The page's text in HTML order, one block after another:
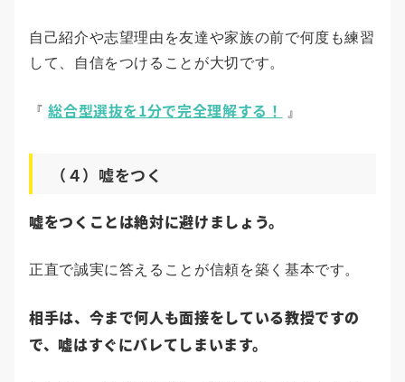
自己紹介や志望理由を友達や家族の前で何度も練習
して、自信をつけることが大切です。
『総合型選抜を1分で完全理解する！ 』
（４）嘘をつく
嘘をつくことは絶対に避けましょう。
正直で誠実に答えることが信頼を築く基本です。
相手は、今まで何人も面接をしている教授ですの
で、嘘はすぐにバレてしまいます。